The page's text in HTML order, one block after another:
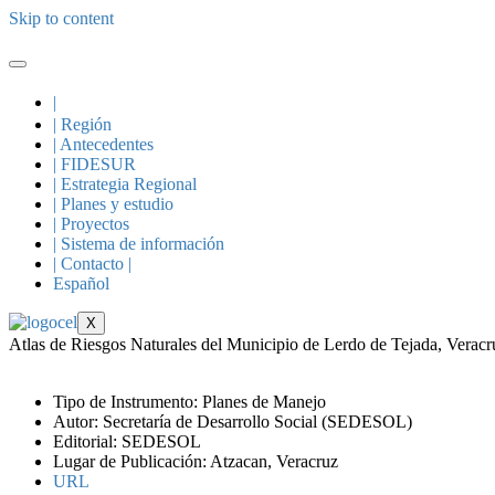
Skip to content
|
| Región
| Antecedentes
| FIDESUR
| Estrategia Regional
| Planes y estudio
| Proyectos
| Sistema de información
| Contacto |
Español
X
Atlas de Riesgos Naturales del Municipio de Lerdo de Tejada,
Tipo de Instrumento: Planes de Manejo
Autor: Secretaría de Desarrollo Social (SEDESOL)
Editorial: SEDESOL
Lugar de Publicación: Atzacan, Veracruz
URL